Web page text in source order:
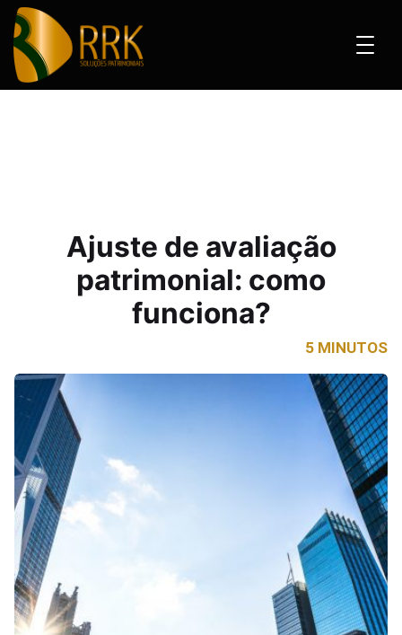
Ajuste de avaliação
patrimonial: como
funciona?
5 MINUTOS